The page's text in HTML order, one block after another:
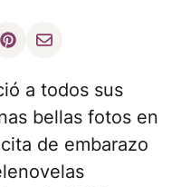
a todos sus
bellas fotos en
de embarazo